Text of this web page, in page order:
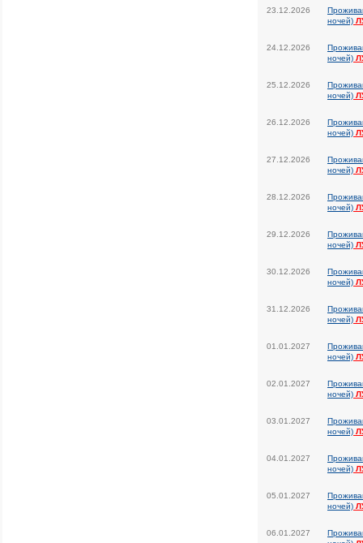
23.12.2026
ночей)
24.12.2026
ночей)
25.12.2026
ночей)
26.12.2026
ночей)
27.12.2026
ночей)
28.12.2026
ночей)
29.12.2026
ночей)
30.12.2026
ночей)
31.12.2026
ночей)
01.01.2027
ночей)
02.01.2027
ночей)
03.01.2027
ночей)
04.01.2027
ночей)
05.01.2027
ночей)
06.01.2027